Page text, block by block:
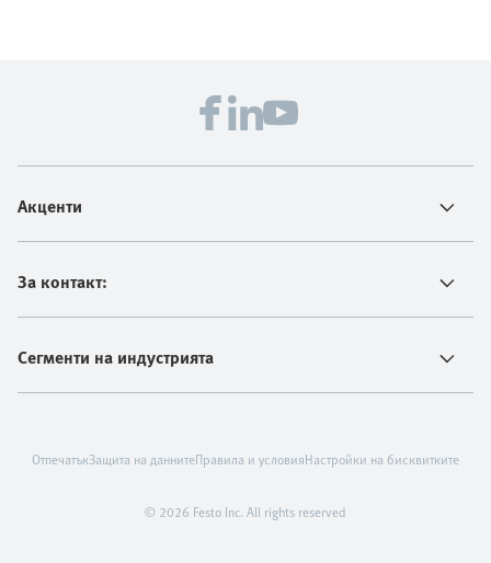
Акценти
За контакт:
Сегменти на индустрията
© 2026 Festo Inc. All rights reserved
ОтпечатъкЗащита на даннитеПравила и условияНастройки на бисквитките